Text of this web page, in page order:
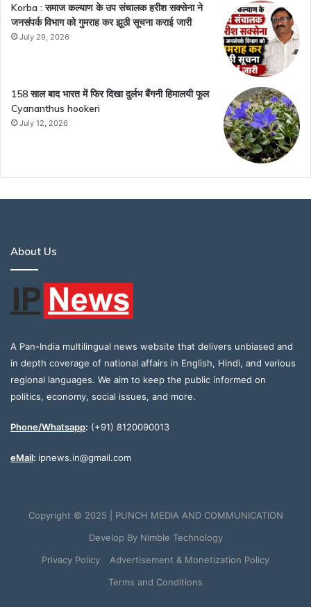
Korba : समाज कल्याण के उप संचालक हरीश सक्सेना ने
जनसंपर्क विभाग को गुमराह कर झूठी सूचना कराई जारी
July 29, 2026
158 साल बाद भारत में फिर दिखा दुर्लभ बैंगनी हिमालयी फूल
Cyananthus hookeri
July 12, 2026
About Us
A Pan-India multilingual news website that delivers unbiased and
in depth coverage of national affairs in English, Hindi, and various
regional languages. We aim to keep the public informed on
politics, economy, social issues, and more.
Phone/Whatsapp: (+91) 8120090013
eMail: ipnews.in@gmail.com
Copyright © 2025 | PUNCH MEDIA AND COMMUNICATION
Develop By Nimble Technology
Privacy Policy
Advertisement & Monetization Policy
Terms and Conditions